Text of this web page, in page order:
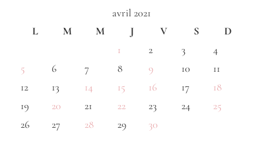
avril 2021
L
M M J V S
D
1
2 3
4
5
6 7 8 9 10
11
12
13 14 15 16 17
18
19
20 21 22 23 24
25
26
27 28 29 30